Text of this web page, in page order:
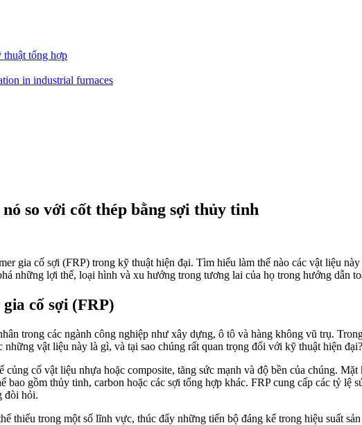
thuật tổng hợp
so với cốt thép bằng sợi thủy tinh
gia cố sợi (FRP) trong kỹ thuật hiện đại. Tìm hiểu làm thế nào các vật liệu
những lợi thế, loại hình và xu hướng trong tương lai của họ trong hướng dẫn
cố sợi (FRP)
trong các ngành công nghiệp như xây dựng, ô tô và hàng không vũ trụ.
vật liệu này là gì, và tại sao chúng rất quan trọng đối với kỹ thuật hiện đại?
cố vật liệu nhựa hoặc composite, tăng sức mạnh và độ bền của chúng.
gồm thủy tinh, carbon hoặc các sợi tổng hợp khác. FRP cung cấp các tỷ lệ
đòi hỏi.
thiếu trong một số lĩnh vực, thúc đẩy những tiến bộ đáng kể trong hiệu suất